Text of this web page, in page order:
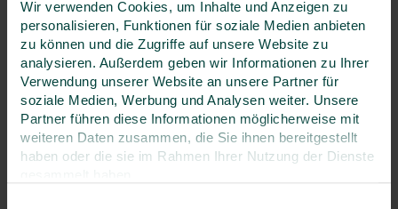
Wir verwenden Cookies, um Inhalte und Anzeigen zu
personalisieren, Funktionen für soziale Medien anbieten
zu können und die Zugriffe auf unsere Website zu
analysieren. Außerdem geben wir Informationen zu Ihrer
Verwendung unserer Website an unsere Partner für
soziale Medien, Werbung und Analysen weiter. Unsere
Partner führen diese Informationen möglicherweise mit
weiteren Daten zusammen, die Sie ihnen bereitgestellt
haben oder die sie im Rahmen Ihrer Nutzung der Dienste
zzgl. MwSt.
optional buchbar
Printunterlagen49 € zzgl. MwSt.
Neukundenrabatt
von 10% bei der ersten Anmeldung
Treuerabatt